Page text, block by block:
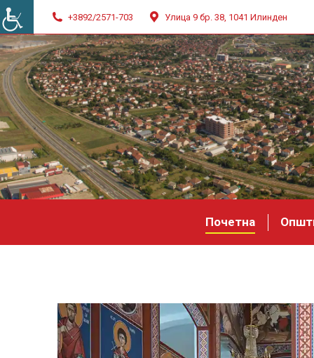
+3892/2571-703 Улица 9 бр. 38, 1041 Илинден
Почетна